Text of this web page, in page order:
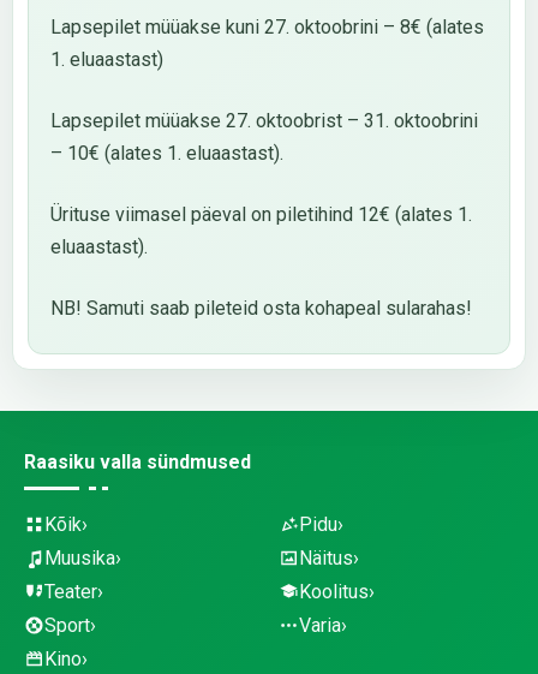
Lapsepilet müüakse kuni 27. oktoobrini – 8€ (alates
1. eluaastast)
Lapsepilet müüakse 27. oktoobrist – 31. oktoobrini
– 10€ (alates 1. eluaastast).
Ürituse viimasel päeval on piletihind 12€ (alates 1.
eluaastast).
NB! Samuti saab pileteid osta kohapeal sularahas!
Raasiku valla sündmused
Kõik
Muusika
Teater
Sport
Kino
Pidu
Näitus
Koolitus
Varia